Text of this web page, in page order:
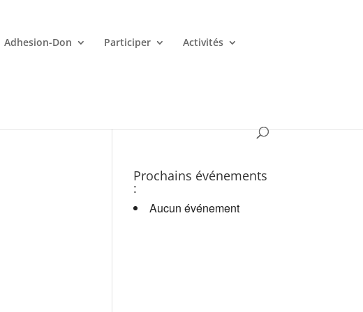
Adhesion-Don Participer Activités
Prochains événements
:
Aucun événement